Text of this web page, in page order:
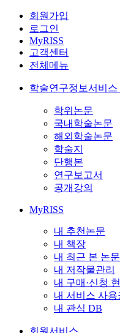
회원가입
로그인
MyRISS
고객센터
전체메뉴
학술연구정보서비스
학위논문
국내학술논문
해외학술논문
학술지
단행본
연구보고서
공개강의
MyRISS
내 추천논문
내 책장
내 최근 본 논문
내 저작물관리
내 구매·신청
내 서비스 사용
내 관심 DB
회원서비스